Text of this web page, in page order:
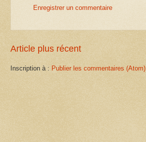
Enregistrer un commentaire
Article plus récent
Inscription à : Publier les commentaires (Atom)